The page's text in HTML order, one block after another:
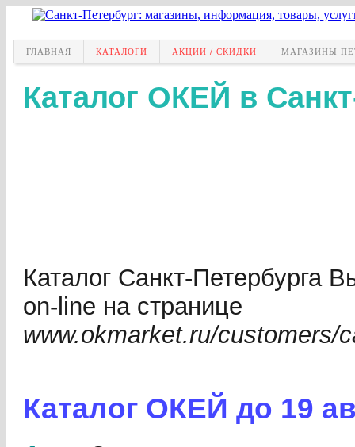
ГЛАВНАЯ КАТАЛОГИ АКЦИИ / СКИДКИ МАГАЗИНЫ
Каталог ОКЕЙ в
Каталог Санкт-Петербурга
on-line на странице
www.okmarket.ru/customers/
Каталог ОКЕЙ до 19